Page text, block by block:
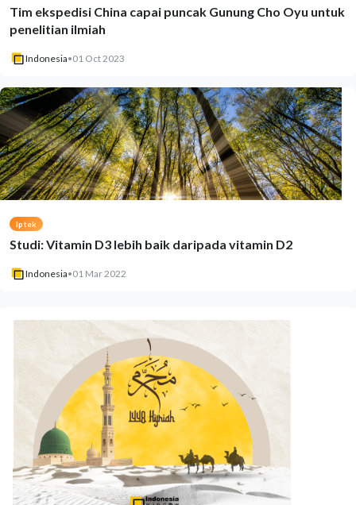
Tim ekspedisi China capai puncak Gunung Cho Oyu untuk
penelitian ilmiah
Indonesia•01 Oct 2023
Iptek
Studi: Vitamin D3 lebih baik daripada vitamin D2
Indonesia•01 Mar 2022